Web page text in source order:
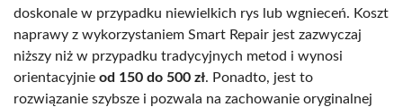
doskonale w przypadku niewielkich rys lub wgnieceń. Koszt
naprawy z wykorzystaniem Smart Repair jest zazwyczaj
niższy niż w przypadku tradycyjnych metod i wynosi
orientacyjnie od 150 do 500 zł. Ponadto, jest to
rozwiązanie szybsze i pozwala na zachowanie oryginalnej